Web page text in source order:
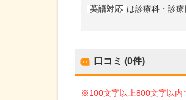
英語対応 は診療科・診
口コミ (0件)
※100文字以上800文字以内